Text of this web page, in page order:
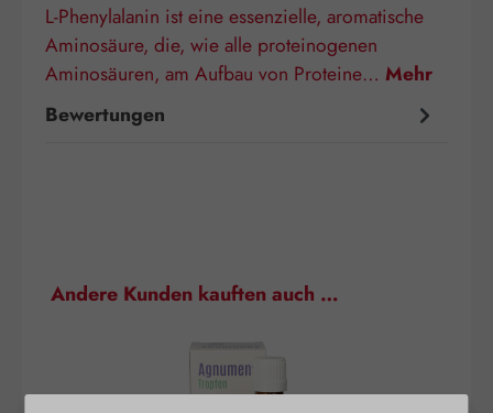
L-Phenylalanin ist eine essenzielle, aromatische
Aminosäure, die, wie alle proteinogenen
Aminosäuren, am Aufbau von Proteine… Mehr
Bewertungen
Produktgalerie überspringen
Andere Kunden kauften auch …